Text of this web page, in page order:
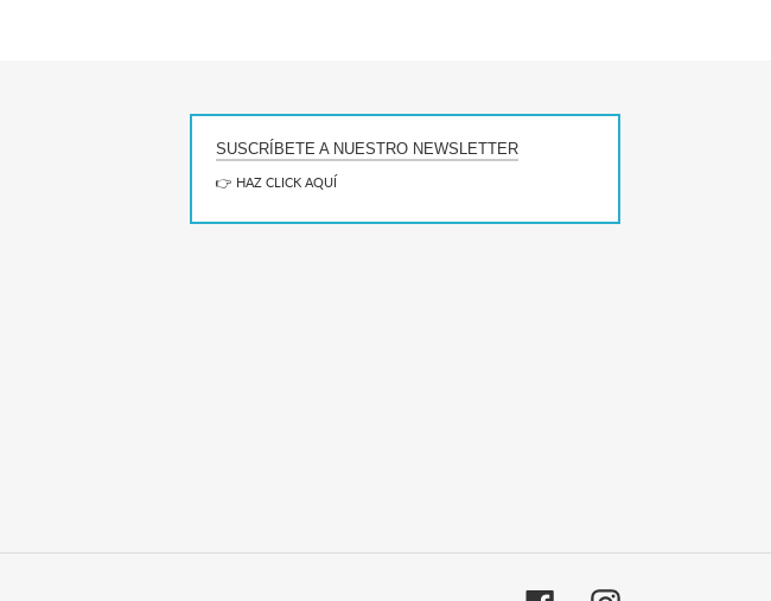
SUSCRÍBETE A NUESTRO NEWSLETTER
👉 HAZ CLICK AQUÍ